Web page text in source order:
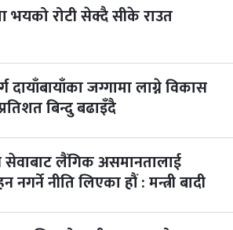
भयको रोटी सेक्दै सीके राउत
दायाँबायाँका जग्गामा लाग्ने विकास
बिन्दु बढाइँदै
लैंगिक असमानतालाई
नगर्ने नीति लिएका हौं : मन्त्री बादी